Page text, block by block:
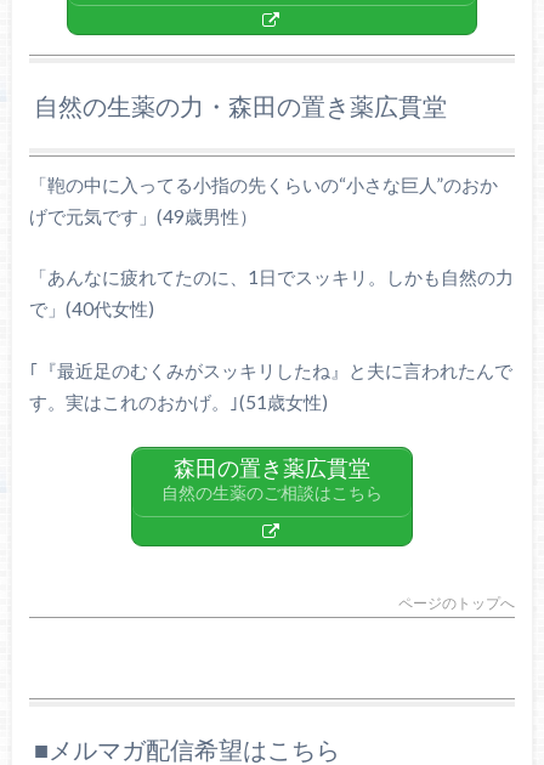
自然の生薬の力・森田の置き薬広貫堂
「鞄の中に入ってる小指の先くらいの“小さな巨人”のおか
げで元気です」(49歳男性）
「あんなに疲れてたのに、1日でスッキリ。しかも自然の力
で」(40代女性)
｢『最近足のむくみがスッキリしたね』と夫に言われたんで
す。実はこれのおかげ。｣(51歳女性)
森田の置き薬広貫堂
自然の生薬のご相談はこちら
ページのトップへ
■メルマガ配信希望はこちら